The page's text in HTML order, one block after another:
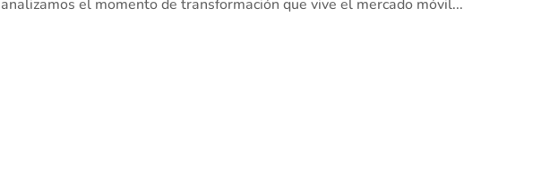
analizamos el momento de transformación que vive el mercado móvil...